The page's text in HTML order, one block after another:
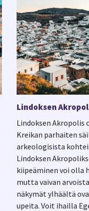
Lindoksen
Lindoksen Akropolis
Kreikan parhaiten
arkeologisista
Lindoksen
kiipeäminen voi olla
mutta vaivan
näkymät ylhäältä
upeita. Voit ihailla